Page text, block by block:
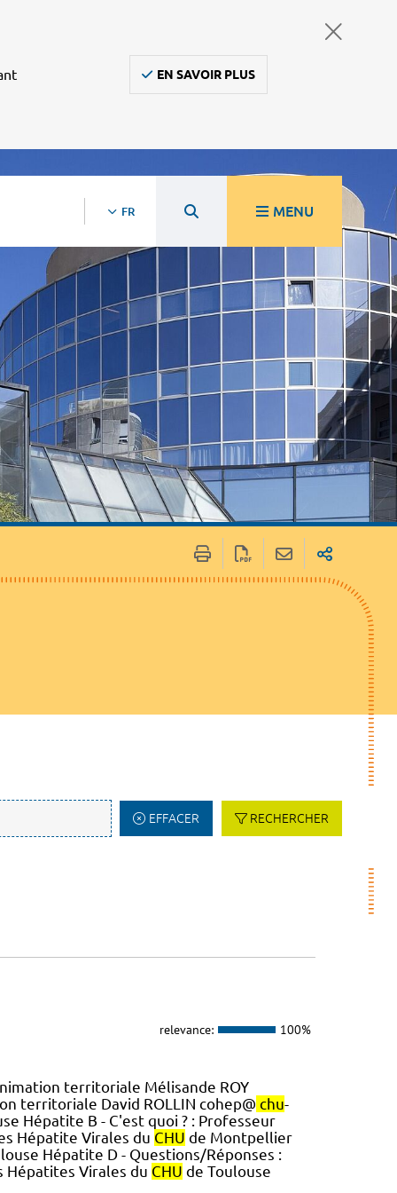
EN SAVOIR PLUS
FR MENU
EFFACER RECHERCHER
relevance: 100%
territoriale Mélisande ROY
territoriale David ROLLIN cohep@ chu-
Hépatite B - C'est quoi ? : Professeur
Hépatite Virales du CHU de Montpellier
Hépatite D - Questions/Réponses :
Hépatites Virales du CHU de Toulouse